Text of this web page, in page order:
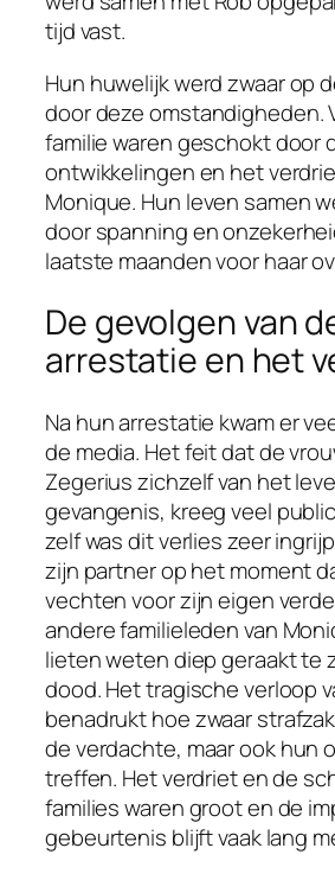
tijd vast.
Hun huwelijk werd zwaar op
door deze omstandigheden.
familie waren geschokt door
ontwikkelingen en het
Monique. Hun leven samen
door spanning en
laatste maanden voor haar
De gevolgen van
arrestatie en het
Na hun arrestatie kwam er
de media. Het feit dat de
Zegerius zichzelf van het
gevangenis, kreeg veel
zelf was dit verlies zeer
zijn partner op het moment
vechten voor zijn eigen
andere familieleden van
lieten weten diep geraakt te
dood. Het tragische verloop
benadrukt hoe zwaar
de verdachte, maar ook hun
treffen. Het verdriet en de
families waren groot en de
gebeurtenis blijft vaak lang